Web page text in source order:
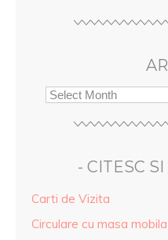
- CITESC
Carti de Vizita
Circulare cu masa